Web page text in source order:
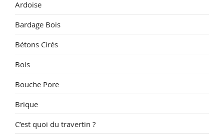
Ardoise
Bardage Bois
Bétons Cirés
Bois
Bouche Pore
Brique
C’est quoi du travertin ?